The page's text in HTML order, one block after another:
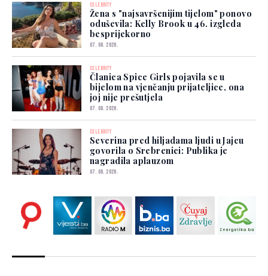
CELEBRITY
Žena s "najsavršenijim tijelom" ponovo
oduševila: Kelly Brook u 46. izgleda
besprijekorno
07. 08. 2026.
CELEBRITY
Članica Spice Girls pojavila se u
bijelom na vjenčanju prijateljice, ona
joj nije prešutjela
07. 08. 2026.
CELEBRITY
Severina pred hiljadama ljudi u Jajcu
govorila o Srebrenici: Publika je
nagradila aplauzom
07. 08. 2026.